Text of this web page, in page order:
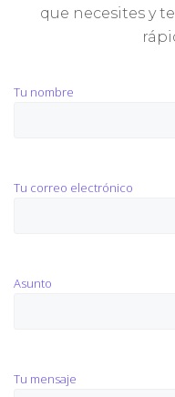
que necesites y
Tu nombre
Tu correo electrónico
Asunto
Tu mensaje